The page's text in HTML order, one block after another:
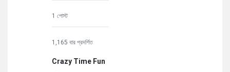
1 পোস্ট
1,165 বার প্রদর্শিত
Crazy Time Fun